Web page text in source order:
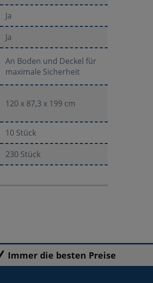
Ja
Ja
An Boden und Deckel für
maximale Sicherheit
120 x 87,3 x 199 cm
10 Stück
230 Stück
Immer die besten Preise